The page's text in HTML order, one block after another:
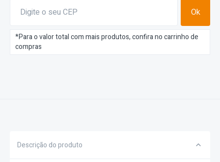
Ok
*Para o valor total com mais produtos, confira no carrinho de
compras
Descrição do produto